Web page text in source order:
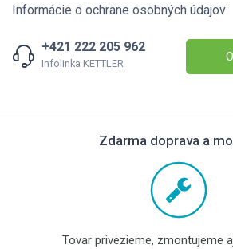
Informácie o ochrane osobných údajov
+421 222 205 962
Infolinka KETTLER
Zdarma doprava a
Tovar privezieme, zmontujeme